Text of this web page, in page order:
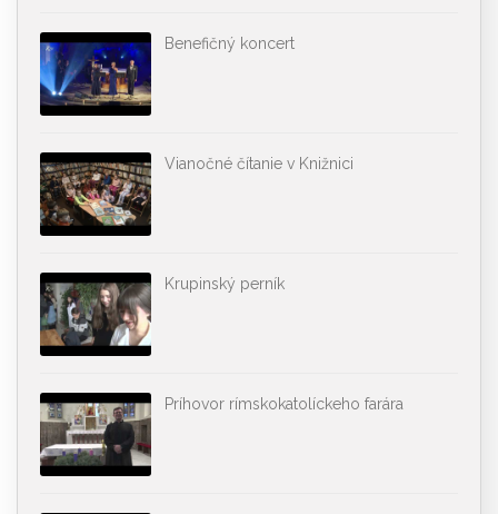
Benefičný koncert
Vianočné čítanie v Knižnici
Krupinský perník
Príhovor rímskokatolíckeho farára